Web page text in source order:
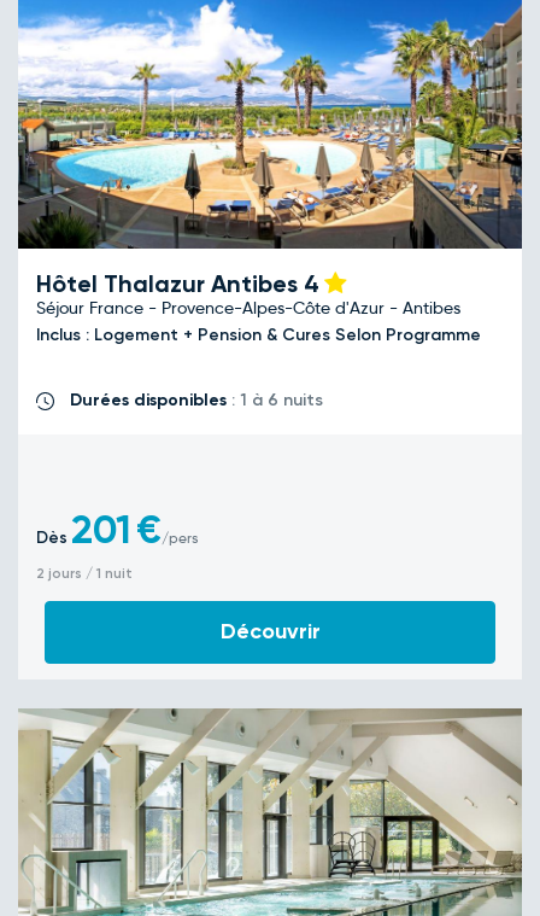
Hôtel Thalazur Antibes 4
Séjour France - Provence-Alpes-Côte d'Azur - Antibes
Inclus : Logement + Pension & Cures Selon Programme
Durées disponibles : 1 à 6 nuits
Dès 201€/pers
2 jours / 1 nuit
Découvrir